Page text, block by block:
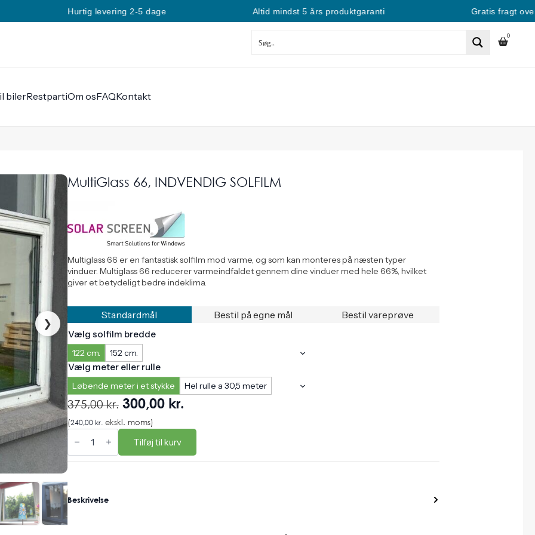
Hurtig levering 2-5 dage Altid mindst 5 års produktgaranti Gratis fragt over
0
bilerRestpartiOm osFAQKontakt
❯
MultiGlass 66, INDVENDIG SOLFILM
Multiglass 66 er en fantastisk solfilm mod varme, og som kan monteres på næsten typer
vinduer. Multiglass 66 reducerer varmeindfaldet gennem dine vinduer med hele 66%, hvilket
giver et betydeligt bedre indeklima.
Standardmål Bestil på egne mål Bestil vareprøve
Vælg solfilm bredde
122 cm. 152 cm.
Vælg meter eller rulle
Løbende meter i et stykke Hel rulle a 30,5 meter
375,00kr. Den
oprindelige
pris
var:
300,00 kr.Den
pris
er:
(240,00 kr.ekskl. moms)
MultiGlass
66,
SOLFILM
antal
Tilføj til kurv
Beskrivelse